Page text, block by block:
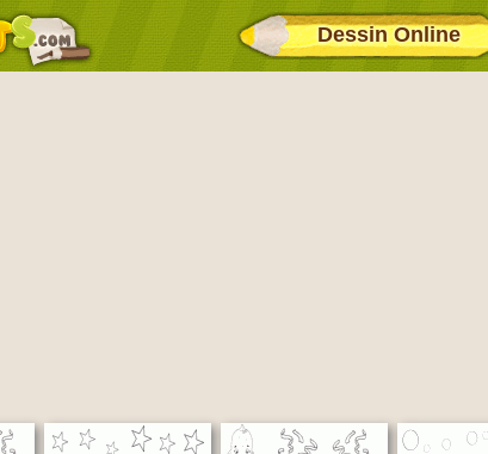
Dessin Online